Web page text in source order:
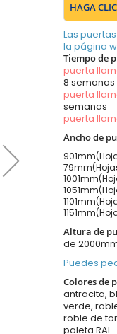
HAGA
Las
la página
Tiempo de
puerta
8 semanas
puerta
semanas
puerta
Ancho de
Altura de
de
Puedes
Colores de
antracita,
verde,
roble de
paleta RAL